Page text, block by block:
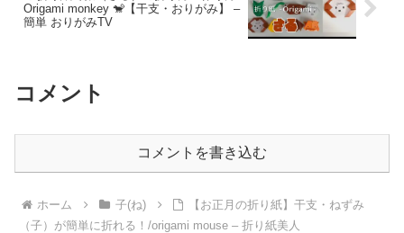
Origami monkey 🐒【干支・おりがみ】 –
簡単 おりがみTV
コメント
コメントを書き込む
ホーム 子(ね)
【お正月の折り紙】干支・ねずみ
（子）が簡単に折れる！/origami mouse – 折り紙美人